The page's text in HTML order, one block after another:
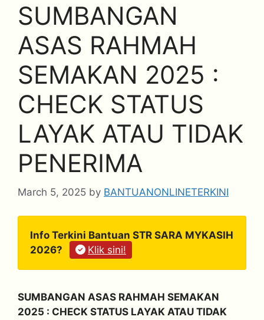
SUMBANGAN
ASAS RAHMAH
SEMAKAN 2025 :
CHECK STATUS
LAYAK ATAU TIDAK
PENERIMA
March 5, 2025 by BANTUANONLINETERKINI
Info Terkini Bantuan STR SARA MYKASIH
2026?
Klik sini!
SUMBANGAN ASAS RAHMAH SEMAKAN
2025 : CHECK STATUS LAYAK ATAU TIDAK